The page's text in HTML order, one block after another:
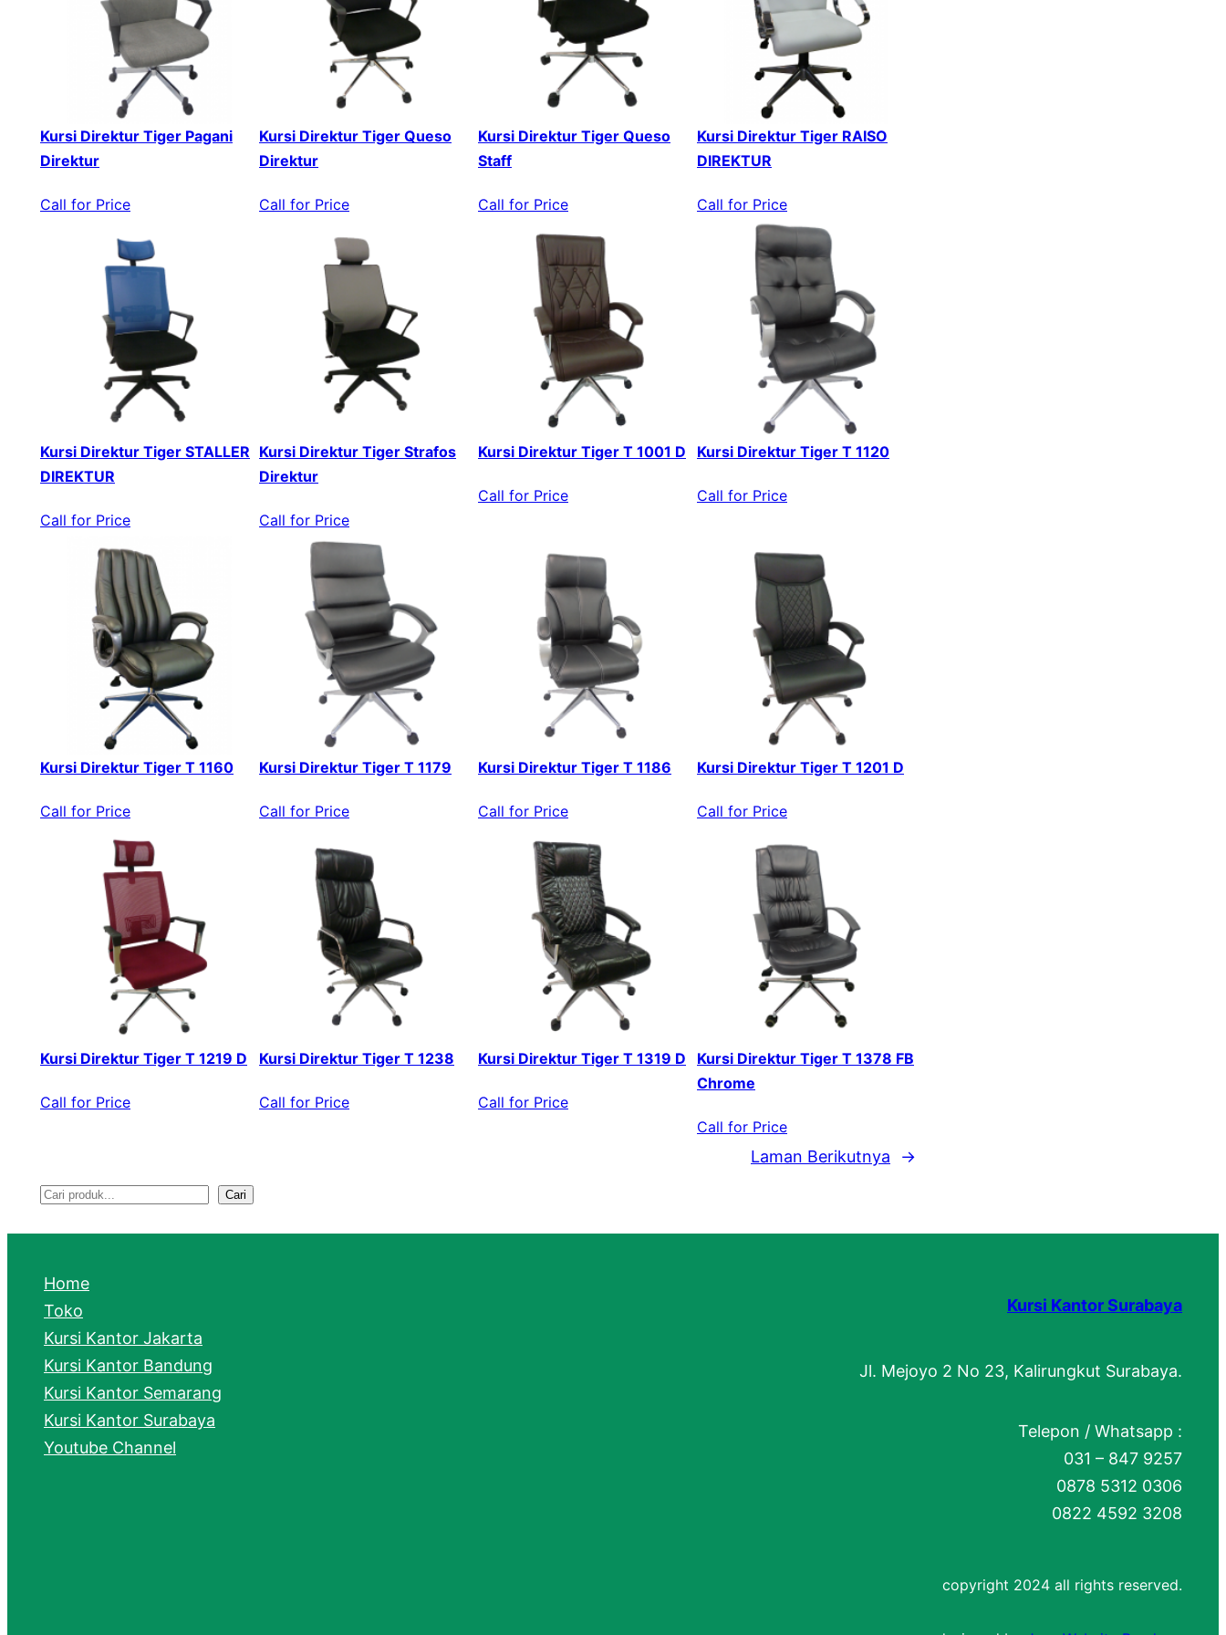
Kursi Direktur Tiger Pagani
Direktur
Call for Price
Kursi Direktur Tiger Queso
Direktur
Call for Price
Kursi Direktur Tiger Queso
Staff
Call for Price
Kursi Direktur Tiger RAISO
DIREKTUR
Call for Price
Kursi Direktur Tiger STALLER
DIREKTUR
Call for Price
Kursi Direktur Tiger Strafos
Direktur
Call for Price
Kursi Direktur Tiger T 1001 D
Call for Price
Kursi Direktur Tiger T 1120
Call for Price
Kursi Direktur Tiger T 1160
Call for Price
Kursi Direktur Tiger T 1179
Call for Price
Kursi Direktur Tiger T 1186
Call for Price
Kursi Direktur Tiger T 1201 D
Call for Price
Kursi Direktur Tiger T 1219 D
Call for Price
Kursi Direktur Tiger T 1238
Call for Price
Kursi Direktur Tiger T 1319 D
Call for Price
Kursi Direktur Tiger T 1378 FB
Chrome
Call for Price
Laman Berikutnya →
S
e
a
r
c
h
Cari
Home
Toko
Kursi Kantor Jakarta
Kursi Kantor Bandung
Kursi Kantor Semarang
Kursi Kantor Surabaya
Youtube Channel
Kursi Kantor Surabaya
Jl. Mejoyo 2 No 23, Kalirungkut Surabaya.
Telepon / Whatsapp :
031 – 847 9257
0878 5312 0306
0822 4592 3208
copyright 2024 all rights reserved.